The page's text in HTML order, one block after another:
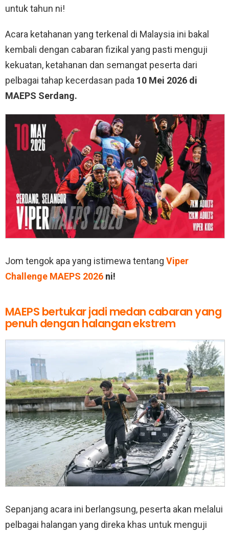
untuk tahun ni!
Acara ketahanan yang terkenal di Malaysia ini bakal
kembali dengan cabaran fizikal yang pasti menguji
kekuatan, ketahanan dan semangat peserta dari
pelbagai tahap kecerdasan pada 10 Mei 2026 di
MAEPS Serdang.
Jom tengok apa yang istimewa tentang Viper
Challenge MAEPS 2026 ni!
MAEPS bertukar jadi medan cabaran yang
penuh dengan halangan ekstrem
Sepanjang acara ini berlangsung, peserta akan melalui
pelbagai halangan yang direka khas untuk menguji